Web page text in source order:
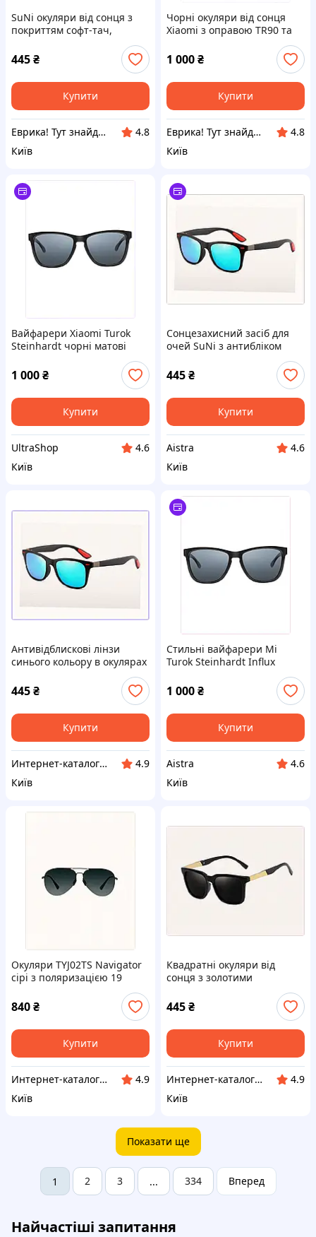
SuNi окуляри від сонця з
покриттям софт-тач,
445₴
Купити
Еврика! Тут знайдеться все!
4.8
Київ
Чорні окуляри від сонця
Xiaomi з оправою TR90 та
1 000₴
Купити
Еврика! Тут знайдеться все!
4.8
Київ
Вайфарери Xiaomi Turok
Steinhardt чорні матові
1 000₴
Купити
UltraShop
4.6
Київ
Сонцезахисний засіб для
очей SuNi з антибліком
445₴
Купити
Aistra
4.6
Київ
Антивідблискові лінзи
синього кольору в окулярах
445₴
Купити
Интер​нет-ка​т​ал​​ог ски​​д​ок "МОДНИК"
4.9
Київ
Стильні вайфарери Mi
Turok Steinhardt Influx
1 000₴
Купити
Aistra
4.6
Київ
Окуляри TYJ02TS Navigator
сірі з поляризацією 19
840₴
Купити
Интерн​ет-кат​а​л​ог ск​​и​до​к "GALANTI"
4.9
Київ
Квадратні окуляри від
сонця з золотими
445₴
Купити
Инт​е​​рн​ет-кат​алог ск​​идок "KIEVSALES.COM"
4.9
Київ
Показати ще
1 2 3 ... 334 Вперед
Найчастіші запитання